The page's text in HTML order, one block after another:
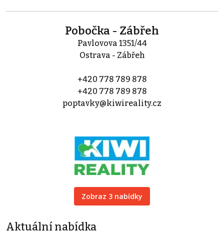
Pobočka - Zábřeh
Pavlovova 1351/44
Ostrava - Zábřeh
+420 778 789 878
+420 778 789 878
poptavky@kiwireality.cz
Zobraz 3 nabídky
Aktuální nabídka